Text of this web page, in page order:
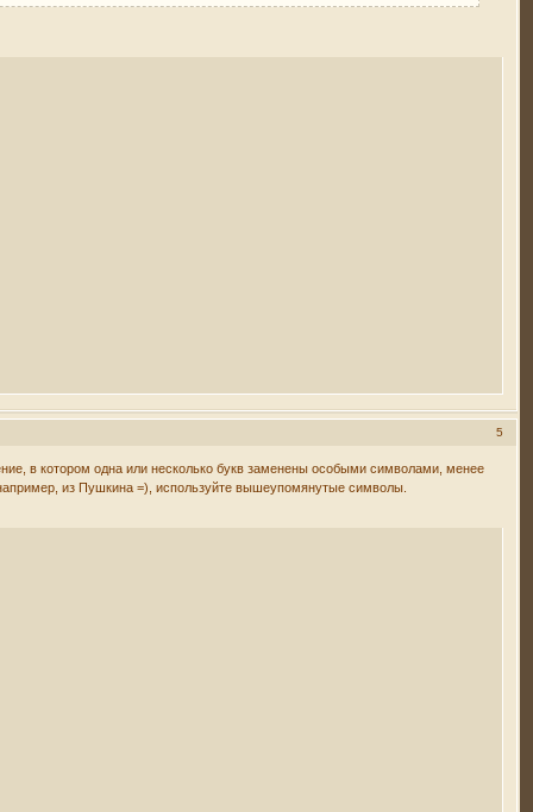
5
в котором одна или несколько букв заменены особыми символами, менее
из Пушкина =), используйте вышеупомянутые символы.